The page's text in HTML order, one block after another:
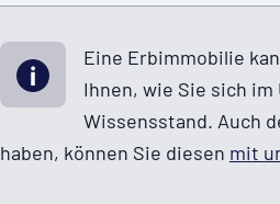
Eine Erbimmobilie
Ihnen, wie Sie sich
Wissensstand. Auch
haben, können Sie diesen mit